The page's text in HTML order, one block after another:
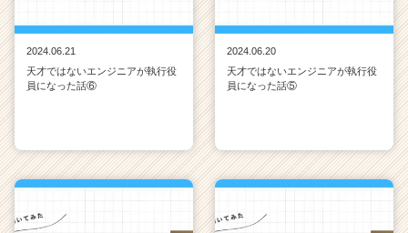
2024.06.21
天才ではないエンジニアが執行役
員になった話⑥
2024.06.20
天才ではないエンジニアが執行役
員になった話⑤